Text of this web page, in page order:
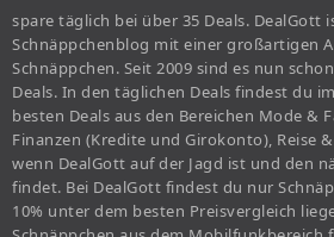
spare täglich bei über 35 Deals. DealGott
Schnäppchenblog mit einer großartigen
Schnäppchen. Seit 2009 sind es nun
Deals. In den täglichen Deals findest du
besten Deals aus den Bereichen Mode &
Finanzen (Kredite und Girokonto), Reise
wenn DealGott auf der Jagd ist und den
findet. Bei DealGott findest du nur
10% unter dem besten Preisvergleich